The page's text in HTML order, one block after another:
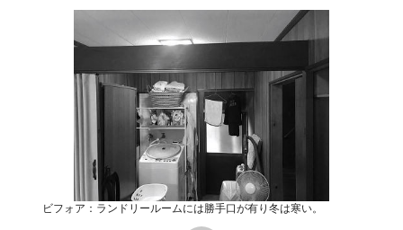
ビフォア：ランドリールームには勝手口が有り冬は寒い。